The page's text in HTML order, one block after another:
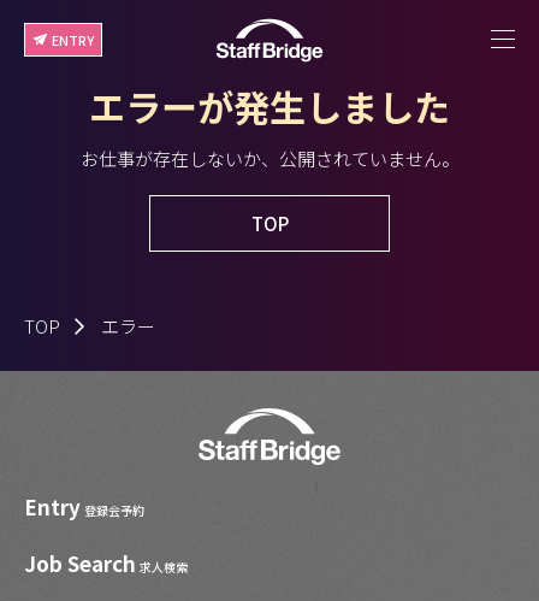
ENTRY
エラーが発生しました
お仕事が存在しないか、公開されていません。
TOP
TOP エラー
Entry 登録会予約
Job Search 求人検索